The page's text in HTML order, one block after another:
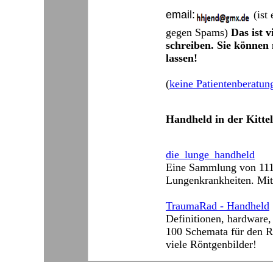
email:
(ist
gegen Spams) Das ist
schreiben. Sie
lassen!
(keine
Handheld in der
die_lunge_handheld
Eine Sammlung von
Lungenkrankheiten.
TraumaRad - Handheld
Definitionen,
100 Schemata für den
viele Röntgenbilder!